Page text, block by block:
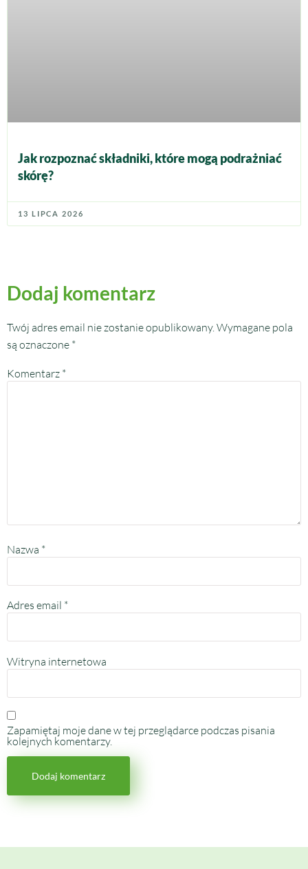
Jak rozpoznać składniki, które mogą podrażniać
skórę?
13 LIPCA 2026
Dodaj komentarz
Twój adres email nie zostanie opublikowany.Wymagane pola
są oznaczone *
Komentarz *
Nazwa *
Adres email *
Witryna internetowa
Zapamiętaj moje dane w tej przeglądarce podczas pisania
kolejnych komentarzy.